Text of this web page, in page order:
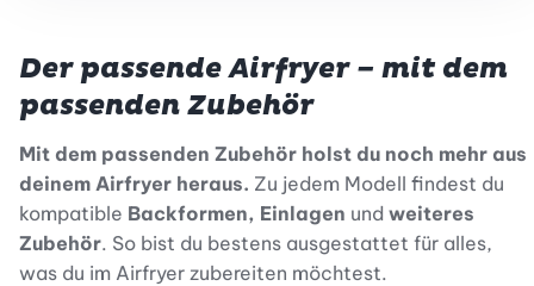
Der passende Airfryer – mit dem
passenden Zubehör
Mit dem passenden Zubehör holst du noch mehr aus
deinem Airfryer heraus. Zu jedem Modell findest du
kompatible Backformen, Einlagen und weiteres
Zubehör. So bist du bestens ausgestattet für alles,
was du im Airfryer zubereiten möchtest.